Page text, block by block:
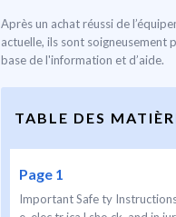
Après un achat réussi de
actuelle, ils sont soigneusement
base de l'information et d’aide.
TABLE DES
Page 1
Important Safe ty